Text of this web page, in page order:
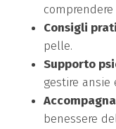
Consigli
pelle.
Supporto
gestire ansie
benessere